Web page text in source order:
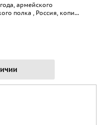
армейского
полка , Россия, копи...